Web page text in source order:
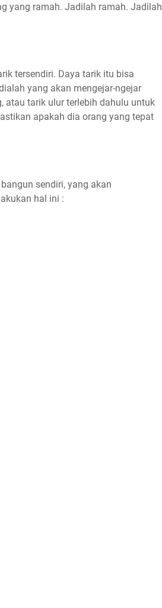
yang ramah. Jadilah ramah. Jadilah
tersendiri. Daya tarik itu bisa
yang akan mengejar-ngejar
atau tarik ulur terlebih dahulu untuk
apakah dia orang yang tepat
sendiri, yang akan
hal ini :